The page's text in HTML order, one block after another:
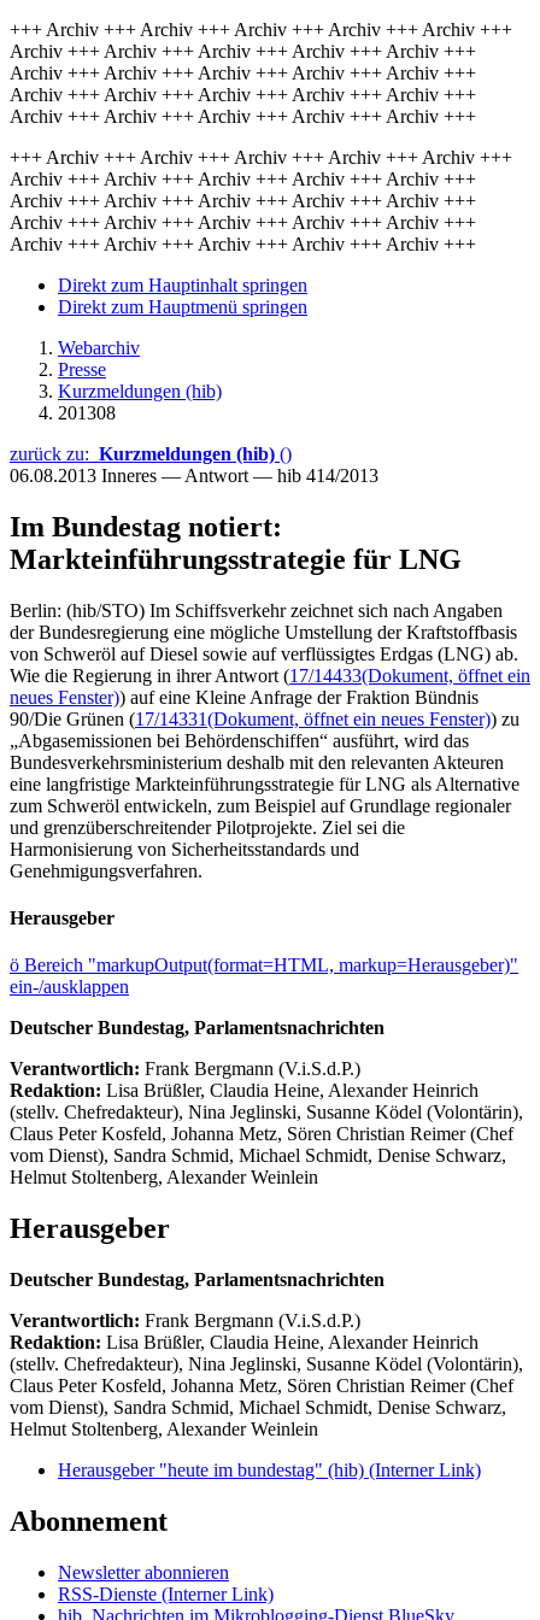
+++ Archiv +++ Archiv +++ Archiv +++ Archiv +++ Archiv +++
Archiv +++ Archiv +++ Archiv +++ Archiv +++ Archiv +++
Archiv +++ Archiv +++ Archiv +++ Archiv +++ Archiv +++
Archiv +++ Archiv +++ Archiv +++ Archiv +++ Archiv +++
Archiv +++ Archiv +++ Archiv +++ Archiv +++ Archiv +++
+++ Archiv +++ Archiv +++ Archiv +++ Archiv +++ Archiv +++
Archiv +++ Archiv +++ Archiv +++ Archiv +++ Archiv +++
Archiv +++ Archiv +++ Archiv +++ Archiv +++ Archiv +++
Archiv +++ Archiv +++ Archiv +++ Archiv +++ Archiv +++
Archiv +++ Archiv +++ Archiv +++ Archiv +++ Archiv +++
Direkt zum Hauptinhalt springen
Direkt zum Hauptmenü springen
Webarchiv
Presse
Kurzmeldungen (hib)
201308
zurück zu: Kurzmeldungen (hib) ()
06.08.2013 Inneres — Antwort — hib 414/2013
Im Bundestag notiert:
Markteinführungsstrategie für LNG
Berlin: (hib/STO) Im Schiffsverkehr zeichnet sich nach Angaben
der Bundesregierung eine mögliche Umstellung der Kraftstoffbasis
von Schweröl auf Diesel sowie auf verflüssigtes Erdgas (LNG) ab.
Wie die Regierung in ihrer Antwort (17/14433(Dokument, öffnet ein
neues Fenster)) auf eine Kleine Anfrage der Fraktion Bündnis
90/Die Grünen (17/14331(Dokument, öffnet ein neues Fenster)) zu
„Abgasemissionen bei Behördenschiffen“ ausführt, wird das
Bundesverkehrsministerium deshalb mit den relevanten Akteuren
eine langfristige Markteinführungsstrategie für LNG als Alternative
zum Schweröl entwickeln, zum Beispiel auf Grundlage regionaler
und grenzüberschreitender Pilotprojekte. Ziel sei die
Harmonisierung von Sicherheitsstandards und
Genehmigungsverfahren.
Herausgeber
ö Bereich "markupOutput(format=HTML, markup=Herausgeber)"
ein-/ausklappen
Deutscher Bundestag, Parlamentsnachrichten
Verantwortlich: Frank Bergmann (V.i.S.d.P.)
Redaktion: Lisa Brüßler, Claudia Heine, Alexander Heinrich
(stellv. Chefredakteur), Nina Jeglinski, Susanne Ködel (Volontärin),
Claus Peter Kosfeld, Johanna Metz, Sören Christian Reimer (Chef
vom Dienst), Sandra Schmid, Michael Schmidt, Denise Schwarz,
Helmut Stoltenberg, Alexander Weinlein
Herausgeber
Deutscher Bundestag, Parlamentsnachrichten
Verantwortlich: Frank Bergmann (V.i.S.d.P.)
Redaktion: Lisa Brüßler, Claudia Heine, Alexander Heinrich
(stellv. Chefredakteur), Nina Jeglinski, Susanne Ködel (Volontärin),
Claus Peter Kosfeld, Johanna Metz, Sören Christian Reimer (Chef
vom Dienst), Sandra Schmid, Michael Schmidt, Denise Schwarz,
Helmut Stoltenberg, Alexander Weinlein
Herausgeber "heute im bundestag" (hib) (Interner Link)
Abonnement
Newsletter abonnieren
RSS-Dienste (Interner Link)
hib_Nachrichten im Mikroblogging-Dienst BlueSky